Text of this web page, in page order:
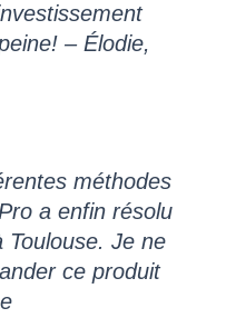
– Élodie,
méthodes
a enfin résolu
Je ne
ce produit